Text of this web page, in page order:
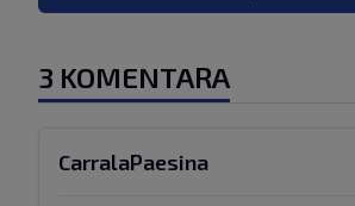
3 KOMENTARA
CarralaPaesina